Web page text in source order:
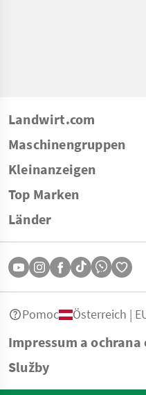
Landwirt.com
Maschinengruppen
Kleinanzeigen
Top Marken
Länder
Impressum a
Služby
Pomoc Österreich |